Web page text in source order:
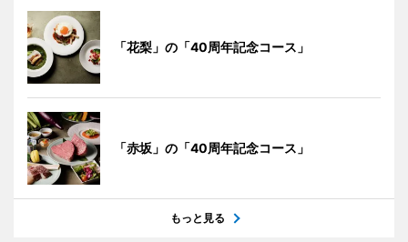
「花梨」の「40周年記念コース」
「赤坂」の「40周年記念コース」
もっと見る